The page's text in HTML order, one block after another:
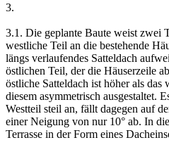
3.
3.1. Die geplante Baute weist zwei
westliche Teil an die bestehende
längs verlaufendes Satteldach
östlichen Teil, der die Häuserzeile
östliche Satteldach ist höher als das
diesem asymmetrisch ausgestaltet.
Westteil steil an, fällt dagegen auf
einer Neigung von nur 10° ab. In
Terrasse in der Form eines